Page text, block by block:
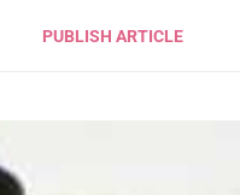
PUBLISH ARTICLE